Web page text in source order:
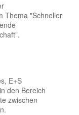
Thema "Schneller
E+S
den Bereich
zwischen